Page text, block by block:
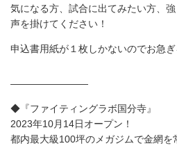
気になる方、試合に出てみたい方、
声を掛けてください！
申込書用紙が１枚しかないのでお急ぎ
————————
◆『ファイティングラボ国分寺』
2023年10月14日オープン！
都内最大級100坪のメガジムで金網を